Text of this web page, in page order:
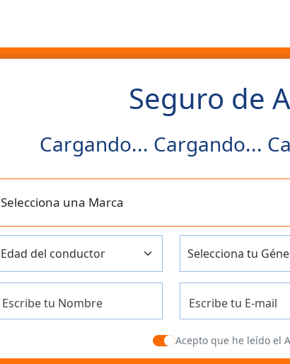
Seguro de
Cargando... Cargando...
Selecciona una Marca
Escribe tu Nombre Escribe tu E-mail
Acepto que he leído el